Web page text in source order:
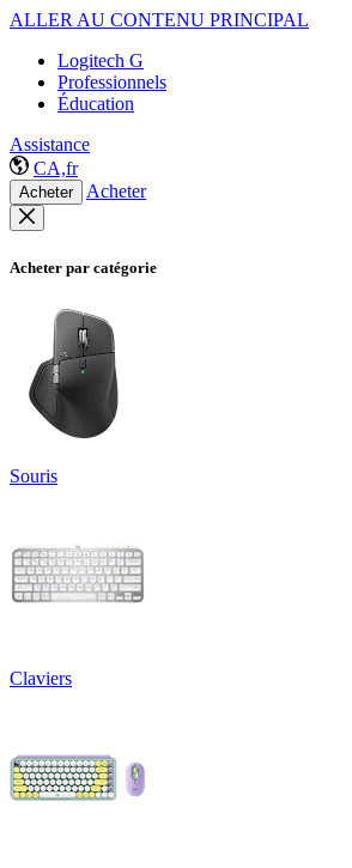
ALLER AU CONTENU PRINCIPAL
Logitech G
Professionnels
Éducation
Assistance
CA,fr
Acheter Acheter
Acheter par catégorie
Souris
Claviers